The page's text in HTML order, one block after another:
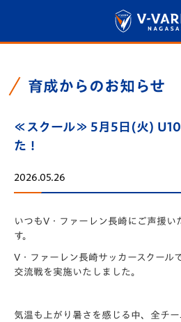
育成からのお知らせ
≪スクール≫ 5月5日(火) U10
た！
2026.05.26
いつもV・ファーレン長崎にご声援い
す。
V・ファーレン長崎サッカースクール
交流戦を実施いたしました。
気温も上がり暑さを感じる中、全チ